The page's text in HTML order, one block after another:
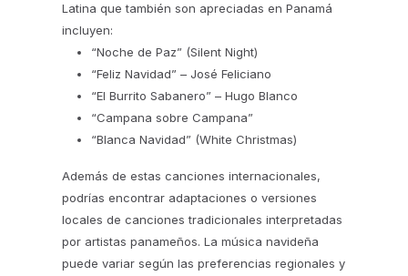
Latina que también son apreciadas en Panamá
incluyen:
“Noche de Paz” (Silent Night)
“Feliz Navidad” – José Feliciano
“El Burrito Sabanero” – Hugo Blanco
“Campana sobre Campana”
“Blanca Navidad” (White Christmas)
Además de estas canciones internacionales,
podrías encontrar adaptaciones o versiones
locales de canciones tradicionales interpretadas
por artistas panameños. La música navideña
puede variar según las preferencias regionales y